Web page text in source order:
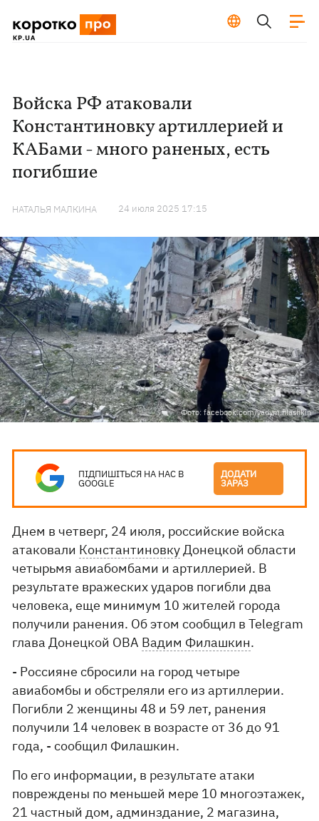
Войска РФ атаковали
Константиновку артиллерией и
КАБами - много раненых, есть
погибшие
НАТАЛЬЯ МАЛКИНА 24 июля 2025 17:15
Фото: facebook.com/vadym.filashkin
ПІДПИШІТЬСЯ НА НАС В
GOOGLE
ДОДАТИ
ЗАРАЗ
Днем в четверг, 24 июля, российские войска
атаковали КонстантиновкуДонецкой области
четырьмя авиабомбами и артиллерией. В
результате вражеских ударов погибли два
человека, еще минимум 10 жителей города
получили ранения. Об этом сообщил в Telegram
глава Донецкой ОВА Вадим Филашкин.
- Россияне сбросили на город четыре
авиабомбы и обстреляли его из артиллерии.
Погибли 2 женщины 48 и 59 лет, ранения
получили 14 человек в возрасте от 36 до 91
года, - сообщил Филашкин.
По его информации, в результате атаки
повреждены по меньшей мере 10 многоэтажек,
21 частный дом, админздание, 2 магазина,